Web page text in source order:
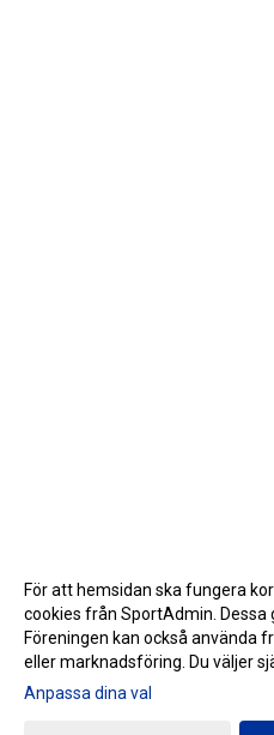
Gå till
För att hemsidan ska fungera
cookies från SportAdmin. Dessa
Föreningen kan också använda
eller marknadsföring. Du väljer
Anpassa dina val